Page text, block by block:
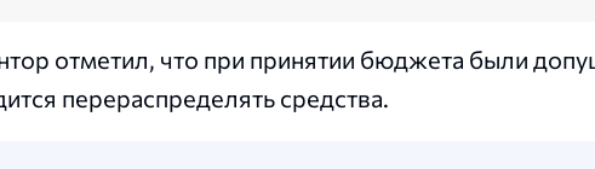
отметил, что при принятии бюджета были
перераспределять средства.